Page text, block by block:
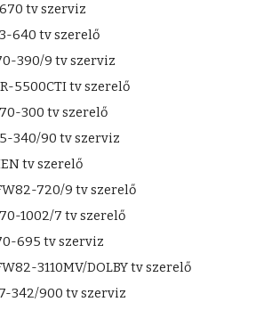
tv szerviz
640 tv szerelő
390/9 tv szerviz
5500CTI tv szerelő
300 tv szerelő
340/90 tv szerviz
tv szerelő
720/9 tv szerelő
1002/7 tv szerelő
695 tv szerviz
3110MV/DOLBY tv szerelő
342/900 tv szerviz